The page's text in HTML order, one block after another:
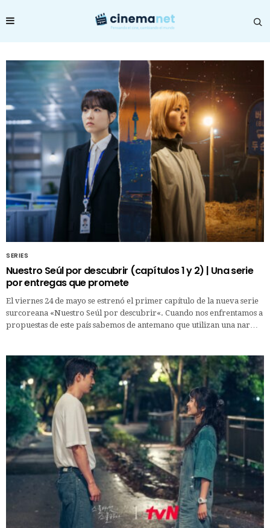
SERIES
Nuestro Seúl por descubrir (capítulos 1 y 2) | Una serie
por entregas que promete
El viernes 24 de mayo se estrenó el primer capítulo de la nueva serie
surcoreana «Nuestro Seúl por descubrir«. Cuando nos enfrentamos a
propuestas de este país sabemos de antemano que utilizan una nar…